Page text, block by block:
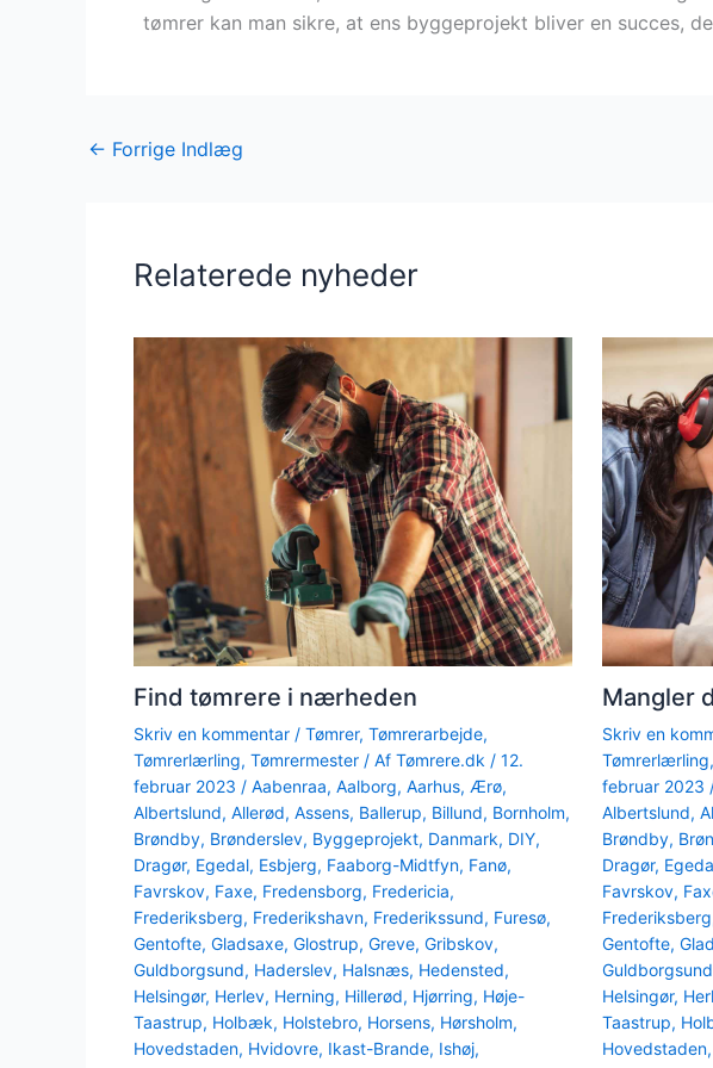
tømrer kan man sikre, at ens byggeprojekt bliver en succes,
← Forrige Indlæg
Relaterede nyheder
Find tømrere i nærheden
Skriv en kommentar / Tømrer, Tømrerarbejde,
Tømrerlærling, Tømrermester / Af Tømrere.dk / 12.
februar 2023 / Aabenraa, Aalborg, Aarhus, Ærø,
Albertslund, Allerød, Assens, Ballerup, Billund, Bornholm,
Brøndby, Brønderslev, Byggeprojekt, Danmark, DIY,
Dragør, Egedal, Esbjerg, Faaborg-Midtfyn, Fanø,
Favrskov, Faxe, Fredensborg, Fredericia,
Frederiksberg, Frederikshavn, Frederikssund, Furesø,
Gentofte, Gladsaxe, Glostrup, Greve, Gribskov,
Guldborgsund, Haderslev, Halsnæs, Hedensted,
Helsingør, Herlev, Herning, Hillerød, Hjørring, Høje-
Taastrup, Holbæk, Holstebro, Horsens, Hørsholm,
Hovedstaden, Hvidovre, Ikast-Brande, Ishøj,
Mangler
Skriv en
Tømrerlærling,
februar 2023
Albertslund,
Brøndby,
Dragør,
Favrskov,
Frederiksberg
Gentofte,
Guldborgsund
Helsingør,
Taastrup,
Hovedstaden,